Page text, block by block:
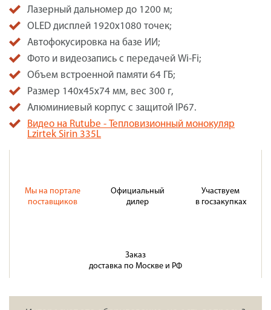
Лазерный дальномер до 1200 м;
OLED дисплей 1920х1080 точек;
Автофокусировка на базе ИИ;
Фото и видеозапись с передачей Wi-Fi;
Объем встроенной памяти 64 ГБ;
Размер 140х45х74 мм, вес 300 г,
Алюминиевый корпус с защитой IP67.
Видео на Rutube - Тепловизионный монокуляр
Lzirtek Sirin 335L
Мы на портале
поставщиков
Официальный
дилер
Участвуем
в госзакупках
Заказ
доставка по Москве и РФ